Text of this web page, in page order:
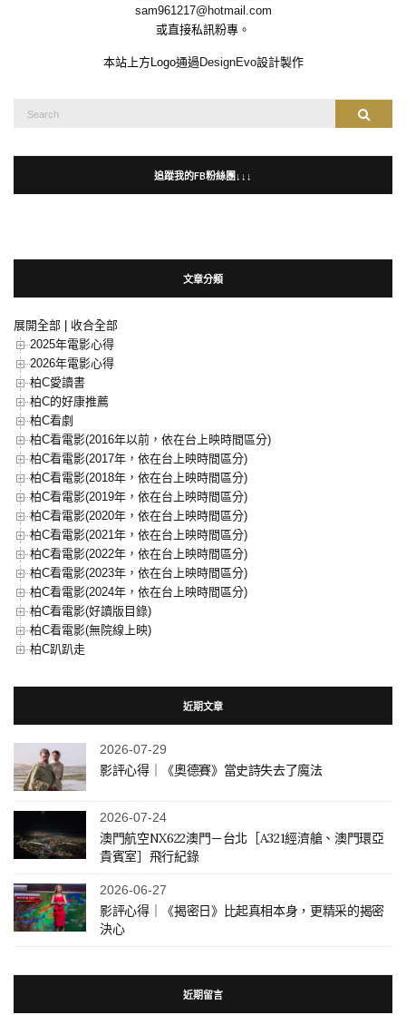
sam961217@hotmail.com
或直接私訊粉專。
本站上方Logo通過 DesignEvo設計製作
Search
Search
追蹤我的FB粉絲團↓↓↓
文章分類
展開全部
收合全部
2025年電影心得
2026年電影心得
柏C愛讀書
柏C的好康推薦
柏C看劇
柏C看電影(2016年以前，依在台上映時間區分)
柏C看電影(2017年，依在台上映時間區分)
柏C看電影(2018年，依在台上映時間區分)
柏C看電影(2019年，依在台上映時間區分)
柏C看電影(2020年，依在台上映時間區分)
柏C看電影(2021年，依在台上映時間區分)
柏C看電影(2022年，依在台上映時間區分)
柏C看電影(2023年，依在台上映時間區分)
柏C看電影(2024年，依在台上映時間區分)
柏C看電影(好讀版目錄)
柏C看電影(無院線上映)
柏C趴趴走
近期文章
2026-07-29
影評心得｜《奧德賽》當史詩失去了魔法
2026-07-24
澳門航空NX622澳門－台北［A321經濟艙、澳門環亞
貴賓室］飛行紀錄
2026-06-27
影評心得｜《揭密日》比起真相本身，更精采的揭密
決心
近期留言